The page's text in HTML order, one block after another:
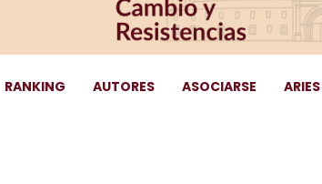
RANKING AUTORES ASOCIARSE ARIES